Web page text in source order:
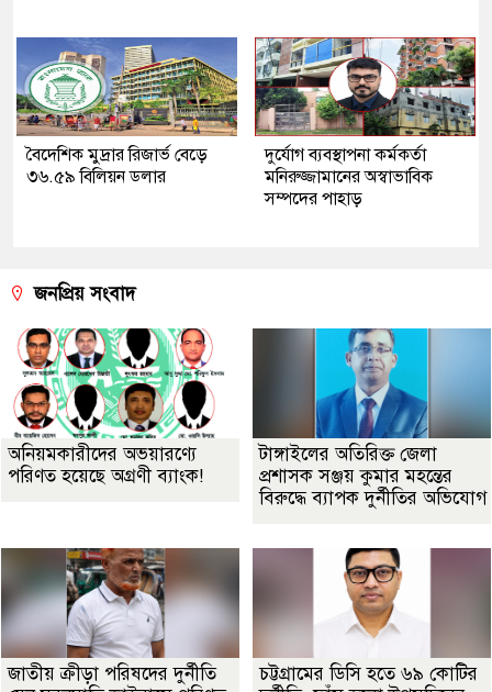
বৈদেশিক মুদ্রার রিজার্ভ বেড়ে
৩৬.৫৯ বিলিয়ন ডলার
দুর্যোগ ব্যবস্থাপনা কর্মকর্তা
মনিরুজ্জামানের অস্বাভাবিক
সম্পদের পাহাড়
জনপ্রিয় সংবাদ
অনিয়মকারীদের অভয়ারণ্যে
পরিণত হয়েছে অগ্রণী ব্যাংক!
টাঙ্গাইলের অতিরিক্ত জেলা
প্রশাসক সঞ্জয় কুমার মহন্তের
বিরুদ্ধে ব্যাপক দুর্নীতির অভিযোগ
জাতীয় ক্রীড়া পরিষদের দুর্নীতি
চট্টগ্রামের ডিসি হতে ৬৯ কোটির